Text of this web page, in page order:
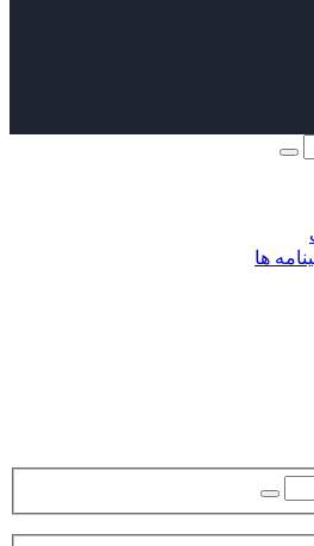
ها